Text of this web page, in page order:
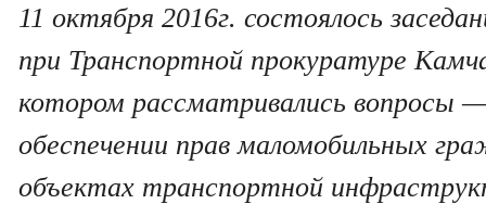
11 октября 2016г. состоялось
при Транспортной прокуратуре
котором рассматривались вопросы
обеспечении прав маломобильных
объектах транспортной